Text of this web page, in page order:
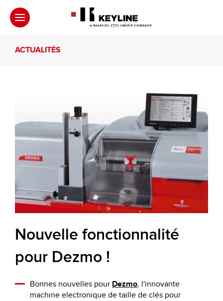
ACTUALITÉS
Nouvelle fonctionnalité
pour Dezmo !
Bonnes nouvelles pour Dezmo, l'innovante
machine electronique de taille de clés pour